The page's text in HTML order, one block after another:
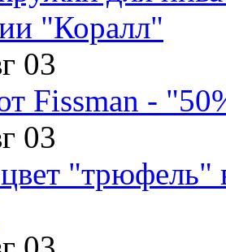
"Коралл"
03
Fissman -
03
"трюфель"